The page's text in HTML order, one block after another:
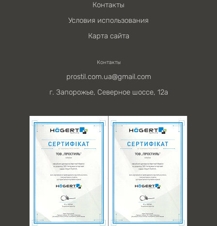
Контакты
Условия использования
Карта сайта
Контакты
prostil.com.ua@gmail.com
г. Запорожье, Северное шоссе, 12а